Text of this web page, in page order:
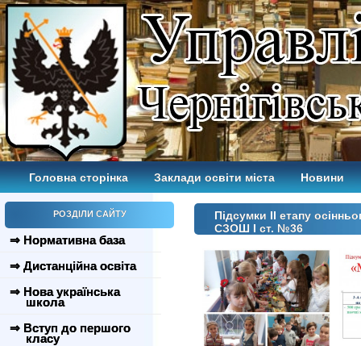
Головна сторінка Заклади освіти міста Новини
РОЗДІЛИ САЙТУ
⇒ Нормативна база
⇒ Дистанційна освіта
⇒ Нова українська
школа
⇒ Вступ до першого
класу
Підсумки ІІ етапу
СЗОШ І ст. №36